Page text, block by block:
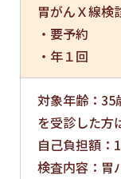
胃がんＸ線検
・要予約
・年１回
対象年齢：
を受診した方
自己負担額：
検査内容：胃